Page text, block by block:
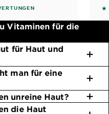
on reviews
Vitaminen für die
für Haut und
man für eine
unreine Haut?
die Haut